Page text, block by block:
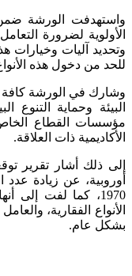
واستهدفت الورشة ضمن
الأولوية لضرورة
وتحديد آليات وخيارات
للحد من دخول هذه
وشارك في الورشة كافة
البيئة وحماية
مؤسسات القطاع
الأكاديمية ذات العلاقة.
إلى ذلك أشار تقرير
1970، كما لفت
بشكل عام.